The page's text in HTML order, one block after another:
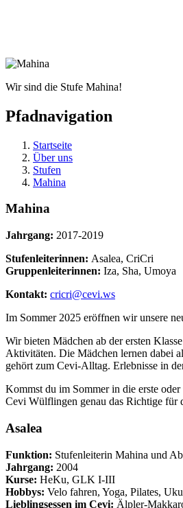
Wir sind die Stufe Mahina!
Pfadnavigation
Startseite
Über uns
Stufen
Mahina
Mahina
Jahrgang: 2017-2019
Stufenleiterinnen: Asalea, CriCri
Gruppenleiterinnen: Iza, Sha, Umoya
Kontakt: cricri@cevi.ws
Im Sommer 2025 eröffnen wir unsere
Wir bieten Mädchen ab der ersten
Aktivitäten. Die Mädchen lernen dabei
gehört zum Cevi-Alltag. Erlebnisse in
Kommst du im Sommer in die erste
Cevi Wülflingen genau das Richtige für
Asalea
Funktion: Stufenleiterin Mahina und
Jahrgang: 2004
Kurse: HeKu, GLK I-III
Hobbys: Velo fahren, Yoga, Pilates,
Lieblingsessen im Cevi: Älpler-